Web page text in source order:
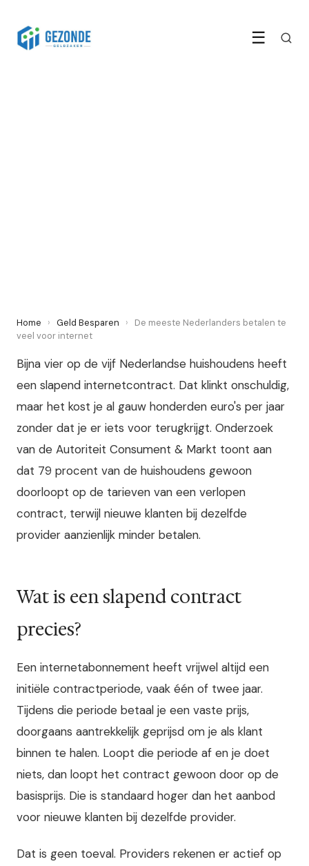
☰
Home › Geld Besparen ›
De meeste Nederlanders betalen te
veel voor internet
Bijna vier op de vijf Nederlandse huishoudens heeft
een slapend internetcontract. Dat klinkt onschuldig,
maar het kost je al gauw honderden euro's per jaar
zonder dat je er iets voor terugkrijgt. Onderzoek
van de Autoriteit Consument & Markt toont aan
dat 79 procent van de huishoudens gewoon
doorloopt op de tarieven van een verlopen
contract, terwijl nieuwe klanten bij dezelfde
provider aanzienlijk minder betalen.
Wat is een slapend contract
precies?
Een internetabonnement heeft vrijwel altijd een
initiële contractperiode, vaak één of twee jaar.
Tijdens die periode betaal je een vaste prijs,
doorgaans aantrekkelijk geprijsd om je als klant
binnen te halen. Loopt die periode af en je doet
niets, dan loopt het contract gewoon door op de
basisprijs. Die is standaard hoger dan het aanbod
voor nieuwe klanten bij dezelfde provider.
Dat is geen toeval. Providers rekenen er actief op